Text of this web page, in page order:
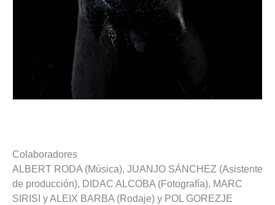
Colaboradores
ALBERT RODA (Música), JUANJO SÁNCHEZ (Asistente
de producción), DIDAC ALCOBA (Fotografía), MARC
SIRISI y ALEIX BARBA (Rodaje) y POL GOREZJE